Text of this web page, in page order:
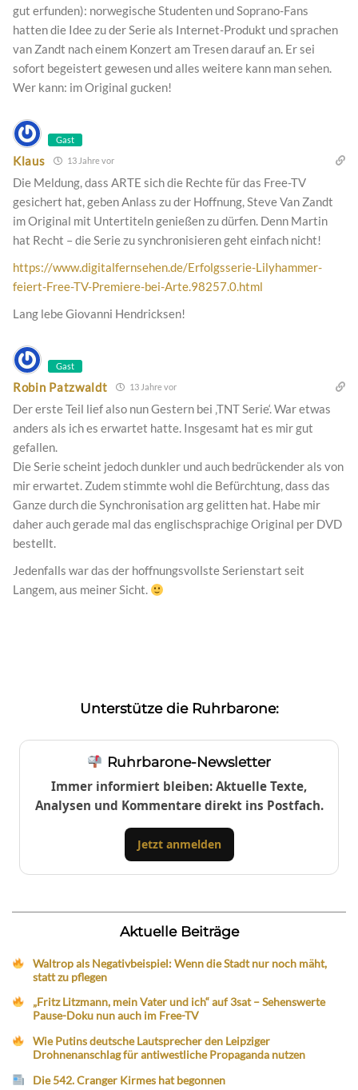
gut erfunden): norwegische Studenten und Soprano-Fans
hatten die Idee zu der Serie als Internet-Produkt und sprachen
van Zandt nach einem Konzert am Tresen darauf an. Er sei
sofort begeistert gewesen und alles weitere kann man sehen.
Wer kann: im Original gucken!
Gast
Klaus 13 Jahre vor
Die Meldung, dass ARTE sich die Rechte für das Free-TV
gesichert hat, geben Anlass zu der Hoffnung, Steve Van Zandt
im Original mit Untertiteln genießen zu dürfen. Denn Martin
hat Recht – die Serie zu synchronisieren geht einfach nicht!
https://www.digitalfernsehen.de/Erfolgsserie-Lilyhammer-
feiert-Free-TV-Premiere-bei-Arte.98257.0.html
Lang lebe Giovanni Hendricksen!
Gast
Robin Patzwaldt 13 Jahre vor
Der erste Teil lief also nun Gestern bei ‚TNT Serie‘. War etwas
anders als ich es erwartet hatte. Insgesamt hat es mir gut
gefallen.
Die Serie scheint jedoch dunkler und auch bedrückender als von
mir erwartet. Zudem stimmte wohl die Befürchtung, dass das
Ganze durch die Synchronisation arg gelitten hat. Habe mir
daher auch gerade mal das englischsprachige Original per DVD
bestellt.
Jedenfalls war das der hoffnungsvollste Serienstart seit
Langem, aus meiner Sicht.
Unterstütze die Ruhrbarone:
Ruhrbarone-Newsletter
Immer informiert bleiben: Aktuelle Texte,
Analysen und Kommentare direkt ins Postfach.
Jetzt anmelden
Aktuelle Beiträge
Waltrop als Negativbeispiel: Wenn die Stadt nur noch mäht,
statt zu pflegen
„Fritz Litzmann, mein Vater und ich“ auf 3sat – Sehenswerte
Pause-Doku nun auch im Free-TV
Wie Putins deutsche Lautsprecher den Leipziger
Drohnenanschlag für antiwestliche Propaganda nutzen
Die 542. Cranger Kirmes hat begonnen